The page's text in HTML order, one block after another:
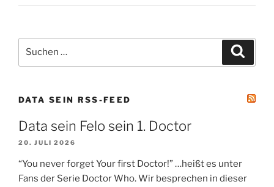
nach:
DATA SEIN RSS-FEED
Data sein Felo sein 1. Doctor
20. JULI 2026
“You never forget Your first Doctor!” …heißt es unter
Fans der Serie Doctor Who. Wir besprechen in dieser